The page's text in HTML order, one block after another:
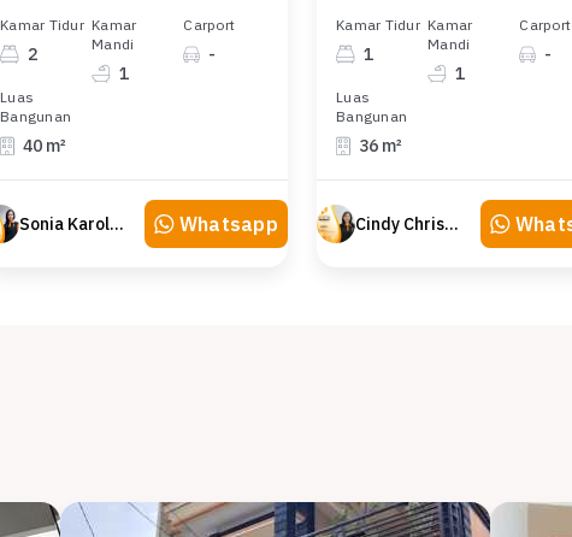
Kamar Tidur
2
Kamar
Mandi
1
Carport
-
Luas
Bangunan
40 m²
Sonia Karolina Whatsapp
Kamar Tidur
1
Kamar
Mandi
1
Carport
-
Luas
Bangunan
36 m²
Cindy Christian